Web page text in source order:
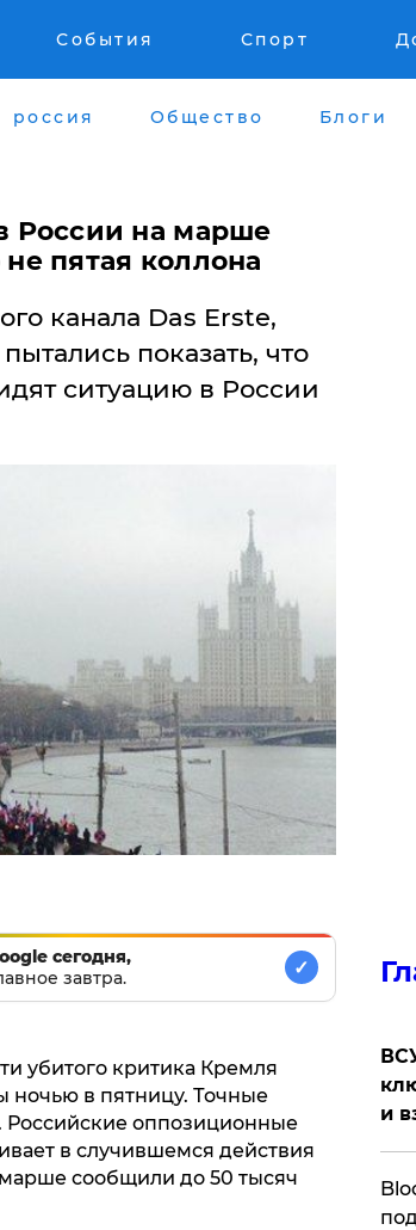
События Спорт
россия Общество Блоги
России на марше
пятая коллона
канала Das Erste,
показать, что
ситуацию в России
сегодня,
завтра.
✓
убитого критика Кремля
ночью в пятницу. Точные
Российские оппозиционные
в случившемся действия
сообщили до 50 тысяч
и